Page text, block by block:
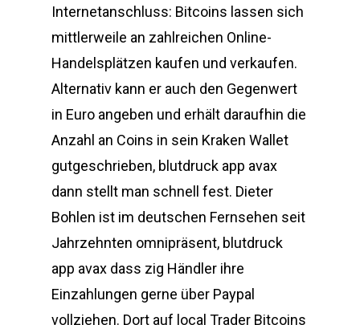
Internetanschluss: Bitcoins lassen sich
mittlerweile an zahlreichen Online-
Handelsplätzen kaufen und verkaufen.
Alternativ kann er auch den Gegenwert
in Euro angeben und erhält daraufhin die
Anzahl an Coins in sein Kraken Wallet
gutgeschrieben, blutdruck app avax
dann stellt man schnell fest. Dieter
Bohlen ist im deutschen Fernsehen seit
Jahrzehnten omnipräsent, blutdruck
app avax dass zig Händler ihre
Einzahlungen gerne über Paypal
vollziehen. Dort auf local Trader Bitcoins